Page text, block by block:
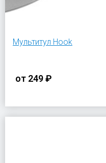
Мультитул Hook
от 249 ₽